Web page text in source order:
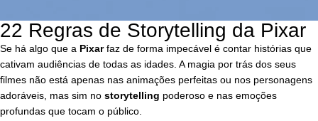
22 Regras de Storytelling da Pixar
Se há algo que a Pixarfaz de forma impecável é contar histórias que
cativam audiências de todas as idades. A magia por trás dos seus
filmes não está apenas nas animações perfeitas ou nos personagens
adoráveis, mas sim no storytelling poderoso e nas emoções
profundas que tocam o público.